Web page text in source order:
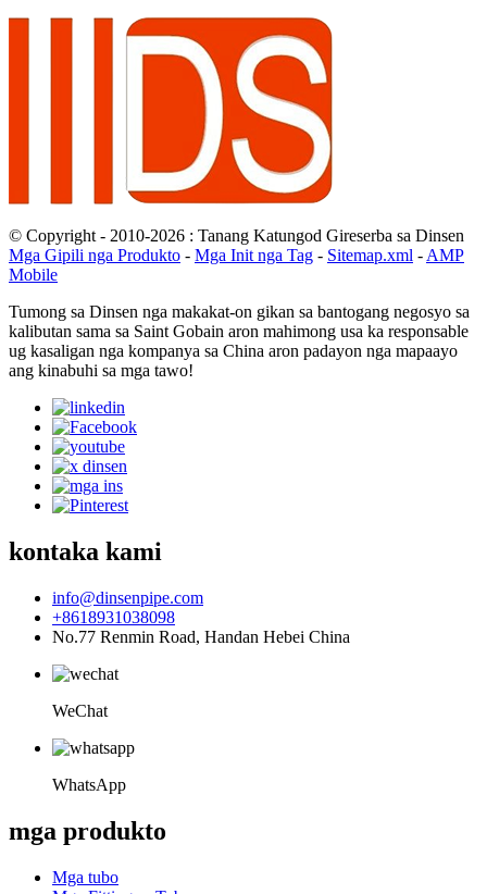
© Copyright - 2010-2026 : Tanang Katungod Gireserba sa Dinsen
Mga Gipili nga Produkto - Mga Init nga Tag - Sitemap.xml -AMP
Mobile
Tumong sa Dinsen nga makakat-on gikan sa bantogang negosyo sa
kalibutan sama sa Saint Gobain aron mahimong usa ka responsable
ug kasaligan nga kompanya sa China aron padayon nga mapaayo
ang kinabuhi sa mga tawo!
kontaka kami
info@dinsenpipe.com
+8618931038098
No.77 Renmin Road, Handan Hebei China
WeChat
WhatsApp
mga produkto
Mga tubo